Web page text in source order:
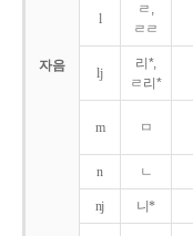
자음
l
ㄹ,
ㄹㄹ
lj
리*,
ㄹ리*
m ㅁ
n ㄴ
nj 니*